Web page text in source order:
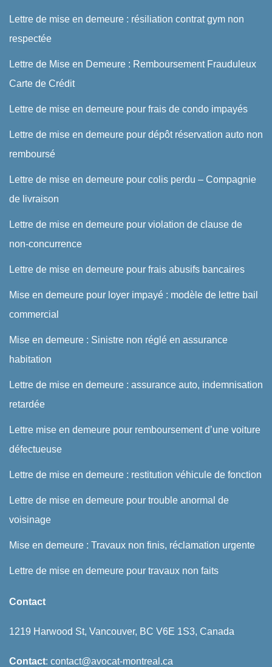
Lettre de mise en demeure : résiliation contrat gym non
respectée
Lettre de Mise en Demeure : Remboursement Frauduleux
Carte de Crédit
Lettre de mise en demeure pour frais de condo impayés
Lettre de mise en demeure pour dépôt réservation auto non
remboursé
Lettre de mise en demeure pour colis perdu – Compagnie
de livraison
Lettre de mise en demeure pour violation de clause de
non-concurrence
Lettre de mise en demeure pour frais abusifs bancaires
Mise en demeure pour loyer impayé : modèle de lettre bail
commercial
Mise en demeure : Sinistre non réglé en assurance
habitation
Lettre de mise en demeure : assurance auto, indemnisation
retardée
Lettre mise en demeure pour remboursement d’une voiture
défectueuse
Lettre de mise en demeure : restitution véhicule de fonction
Lettre de mise en demeure pour trouble anormal de
voisinage
Mise en demeure : Travaux non finis, réclamation urgente
Lettre de mise en demeure pour travaux non faits
Contact
1219 Harwood St, Vancouver, BC V6E 1S3, Canada
Contact: contact@avocat-montreal.ca